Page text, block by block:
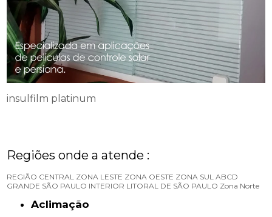
insulfilm platinum
Regiões onde a atende :
REGIÃO CENTRAL ZONA LESTE ZONA OESTE ZONA SUL ABCD
GRANDE SÃO PAULO INTERIOR LITORAL DE SÃO PAULO Zona Norte
Aclimação